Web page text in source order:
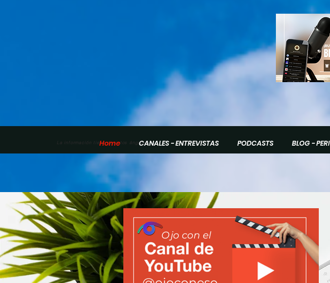
La información tiene distintos ángulos
Home CANALES - ENTREVISTAS PODCASTS BLOG -
Ojo con el